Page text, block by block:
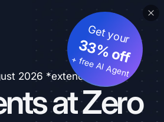
2026 *extended
at Zero
Get your
33% off
+ free AI Agent